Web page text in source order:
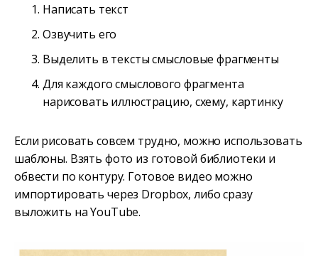
Написать текст
Озвучить его
Выделить в тексты смысловые фрагменты
Для каждого смыслового фрагмента
нарисовать иллюстрацию, схему, картинку
Если рисовать совсем трудно, можно использовать
шаблоны. Взять фото из готовой библиотеки и
обвести по контуру. Готовое видео можно
импортировать через Dropbox, либо сразу
выложить на YouTube.